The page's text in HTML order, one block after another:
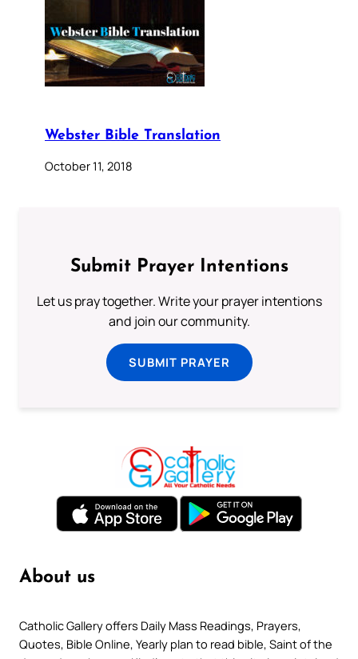
Webster Bible Translation
October 11, 2018
Submit Prayer Intentions
Let us pray together. Write your prayer intentions
and join our community.
SUBMIT PRAYER
About us
Catholic Gallery offers Daily Mass Readings, Prayers,
Quotes, Bible Online, Yearly plan to read bible, Saint of the